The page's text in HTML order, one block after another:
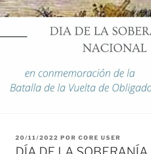
PUBLICADO
EL
20/11/2022 POR CORE USER